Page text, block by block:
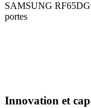
SAMSUNG
portes
Innovation et